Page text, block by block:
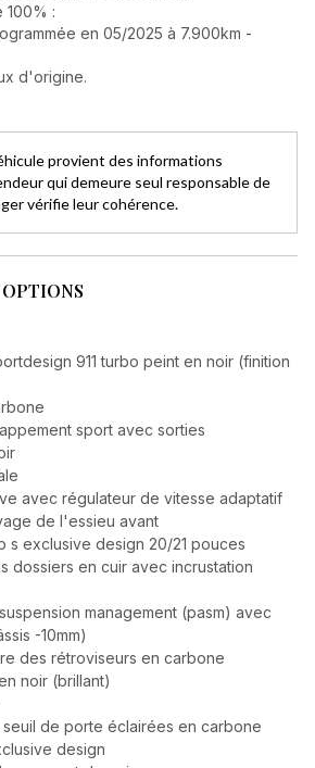
:
en 05/2025 à 7.900km -
d'origine.
provient des informations
qui demeure seul responsable de
vérifie leur cohérence.
911 turbo peint en noir (finition
sport avec sorties
avec régulateur de vitesse adaptatif
de l'essieu avant
s exclusive design 20/21 pouces
dossiers en cuir avec incrustation
management (pasm) avec
-10mm)
des rétroviseurs en carbone
noir (brillant)
de porte éclairées en carbone
design